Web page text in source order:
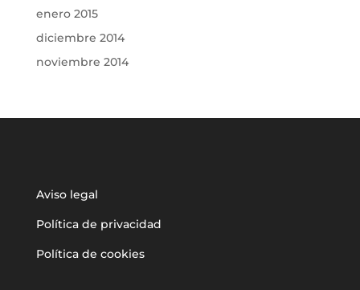
enero 2015
diciembre 2014
noviembre 2014
Aviso legal
Política de privacidad
Política de cookies